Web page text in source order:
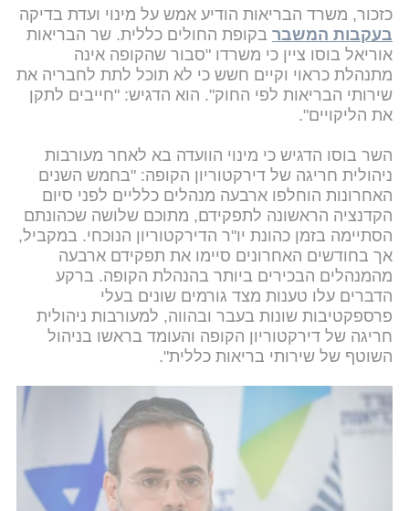
כזכור, משרד הבריאות הודיע אמש על מינוי ועדת בדיקה
בעקבות המשבר בקופת החולים כללית. שר הבריאות
אוריאל בוסו ציין כי משרדו "סבור שהקופה אינה
מתנהלת כראוי וקיים חשש כי לא תוכל לתת לחבריה את
שירותי הבריאות לפי החוק". הוא הדגיש: "חייבים לתקן
את הליקויים".
השר בוסו הדגיש כי מינוי הוועדה בא לאחר מעורבות
ניהולית חריגה של דירקטוריון הקופה: "בחמש השנים
האחרונות הוחלפו ארבעה מנהלים כלליים לפני סיום
הקדנציה הראשונה לתפקידם, מתוכם שלושה שכהונתם
הסתיימה בזמן כהונת יו"ר הדירקטוריון הנוכחי. במקביל,
אך בחודשים האחרונים סיימו את תפקידם ארבעה
מהמנהלים הבכירים ביותר בהנהלת הקופה. ברקע
הדברים עלו טענות מצד גורמים שונים בעלי
פרספקטיבות שונות בעבר ובהווה, למעורבות ניהולית
חריגה של דירקטוריון הקופה והעומד בראשו בניהול
השוטף של שירותי בריאות כללית".